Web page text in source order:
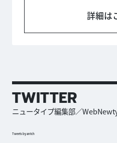
詳細は
TWITTER
ニュータイプ編集部／
Tweets by antch